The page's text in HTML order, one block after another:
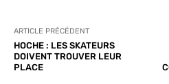
ARTICLE PRÉCÉDENT
HOCHE : LES SKATEURS
DOIVENT TROUVER LEUR
PLACE